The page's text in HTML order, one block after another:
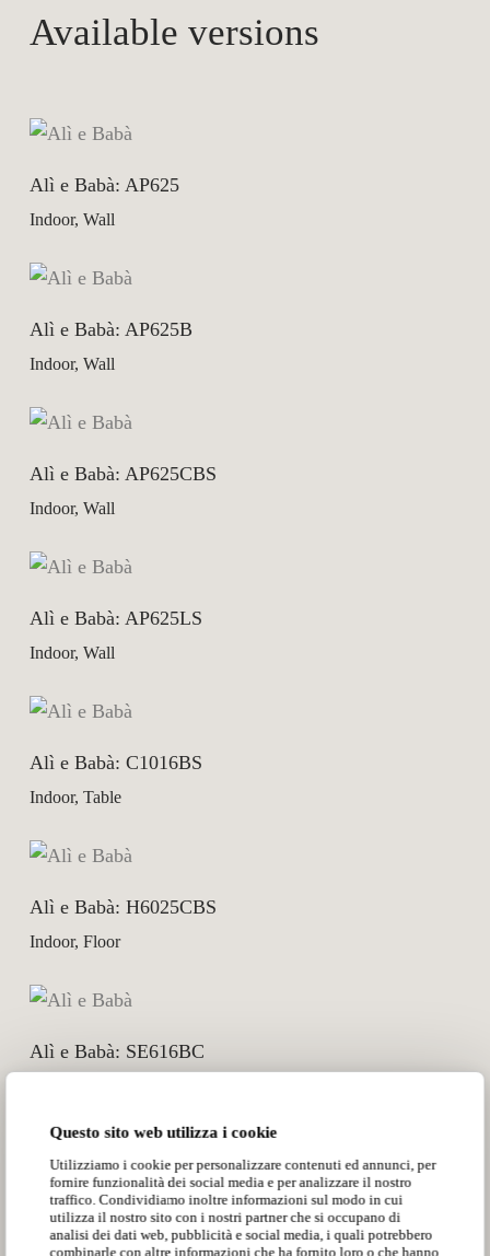
Questo sito web utilizza i cookie
Utilizziamo i cookie per personalizzare contenuti ed annunci, per
fornire funzionalità dei social media e per analizzare il nostro
traffico. Condividiamo inoltre informazioni sul modo in cui
utilizza il nostro sito con i nostri partner che si occupano di
analisi dei dati web, pubblicità e social media, i quali potrebbero
combinarle con altre informazioni che ha fornito loro o che hanno
Available versions
Alì e Babà: AP625
Indoor, Wall
Alì e Babà: AP625B
Indoor, Wall
Alì e Babà: AP625CBS
Indoor, Wall
Alì e Babà: AP625LS
Indoor, Wall
Alì e Babà: C1016BS
Indoor, Table
Alì e Babà: H6025CBS
Indoor, Floor
Alì e Babà: SE616BC
Alì e Babà: SE617BC
Indoor, Suspension